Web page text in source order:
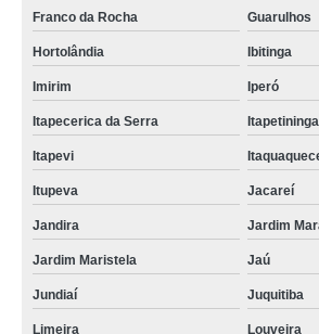
Franco da Rocha Guarulhos
Hortolândia Ibitinga
Imirim Iperó
Itapecerica da Serra Itapetininga
Itapevi
Itupeva Jacareí
Jandira Jardim
Jardim Maristela Jaú
Jundiaí Juquitiba
Limeira Louveira